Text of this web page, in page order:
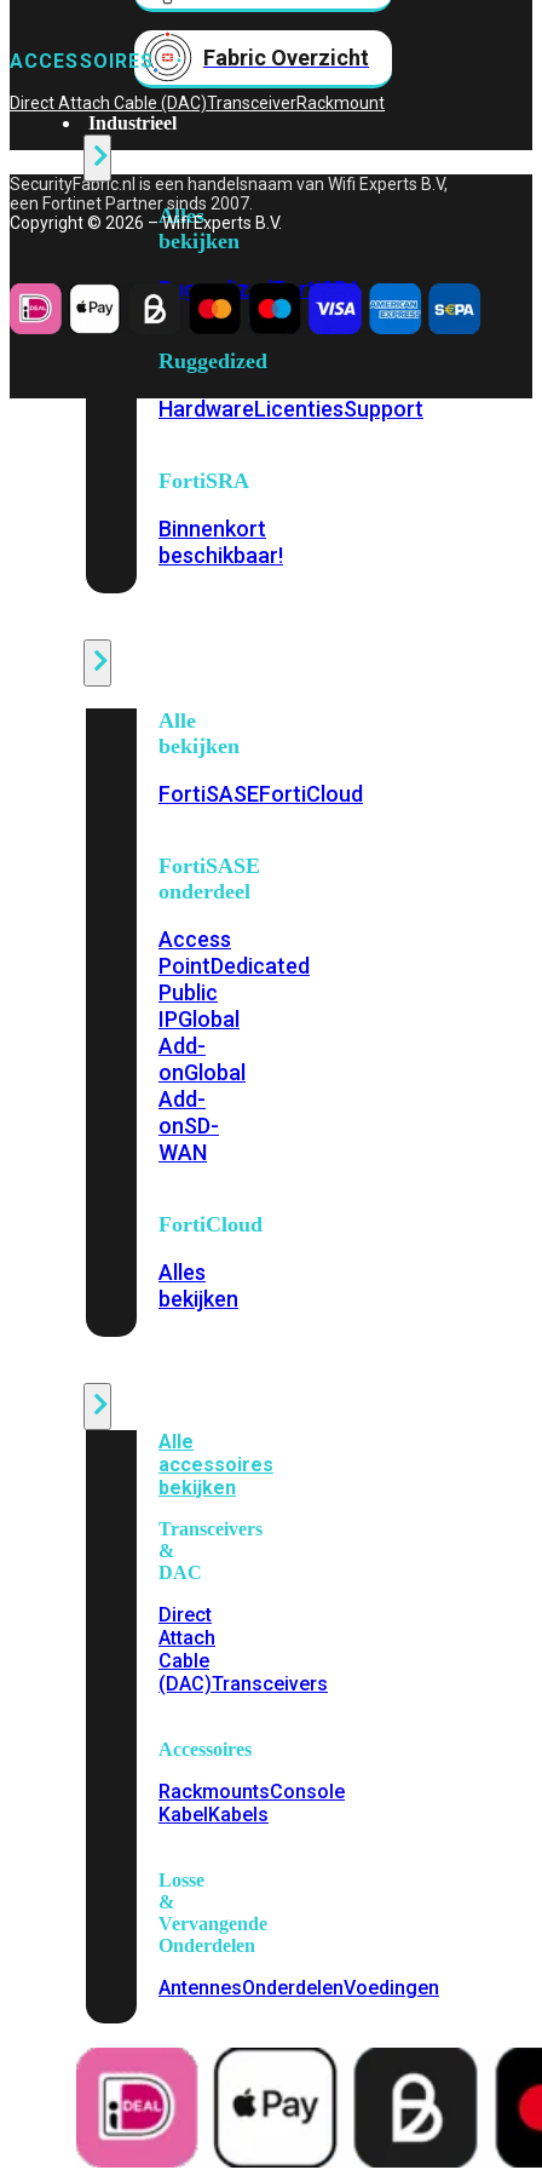
Fabric Overzicht
Industrieel
Alles
bekijken
RuggedizedFortiSRA
Ruggedized
HardwareLicentiesSupport
FortiSRA
Binnenkort
beschikbaar!
Alle
bekijken
FortiSASEFortiCloud
FortiSASE
onderdeel
Access
PointDedicated
Public
IPGlobal
Add-
onGlobal
Add-
onSD-
WAN
FortiCloud
Alles
bekijken
Alle
accessoires
bekijken
Transceivers
&
DAC
Direct
Attach
Cable
(DAC)Transceivers
Accessoires
RackmountsConsole
KabelKabels
Losse
&
Vervangende
Onderdelen
AntennesOnderdelenVoedingen
ACCESSOIRES
Direct Attach Cable (DAC)TransceiverRackmount
SecurityFabric.nl is een handelsnaam van Wifi Experts B.V,
een Fortinet Partner sinds 2007.
Copyright © 2026 – Wifi Experts B.V.